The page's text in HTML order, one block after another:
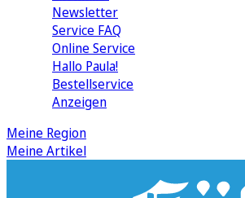
Newsletter
Service FAQ
Online Service
Hallo Paula!
Bestellservice
Anzeigen
Meine Region
Meine Artikel